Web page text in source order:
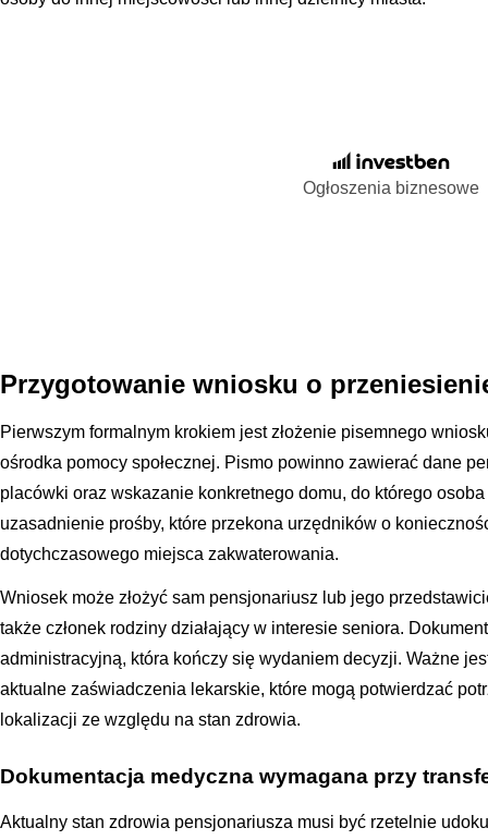
Ogłoszenia biznesowe
Przygotowanie wniosku o
Pierwszym formalnym krokiem jest złożenie pisemnego
ośrodka pomocy społecznej. Pismo powinno zawierać dane
placówki oraz wskazanie konkretnego domu, do którego
uzasadnienie prośby, które przekona urzędników o
dotychczasowego miejsca zakwaterowania.
Wniosek może złożyć sam pensjonariusz lub jego
także członek rodziny działający w interesie seniora.
administracyjną, która kończy się wydaniem decyzji. Ważne
aktualne zaświadczenia lekarskie, które mogą potwierdzać
lokalizacji ze względu na stan zdrowia.
Dokumentacja medyczna wymagana przy
Aktualny stan zdrowia pensjonariusza musi być rzetelnie